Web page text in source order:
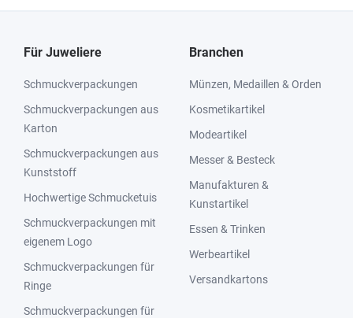
Für Juweliere
Schmuckverpackungen
Schmuckverpackungen aus
Karton
Schmuckverpackungen aus
Kunststoff
Hochwertige Schmucketuis
Schmuckverpackungen mit
eigenem Logo
Schmuckverpackungen für
Ringe
Schmuckverpackungen für
Branchen
Münzen, Medaillen & Orden
Kosmetikartikel
Modeartikel
Messer & Besteck
Manufakturen &
Kunstartikel
Essen & Trinken
Werbeartikel
Versandkartons